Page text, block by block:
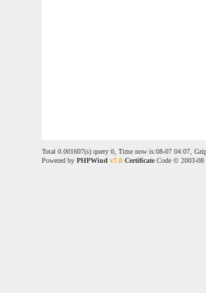
Total 0.001607(s) query 0, Time now is:08-07 04:07,
Powered by PHPWind v7.0 CertificateCode © 2003-08